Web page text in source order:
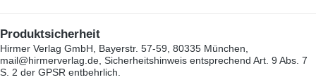
Produktsicherheit
Hirmer Verlag GmbH, Bayerstr. 57-59, 80335 München,
mail@hirmerverlag.de, Sicherheitshinweis entsprechend Art. 9 Abs. 7
S. 2 der GPSR entbehrlich.